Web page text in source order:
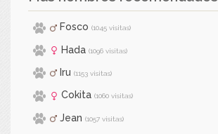
Fosco (1045 visitas)
Hada (1096 visitas)
Iru (1153 visitas)
Cokita (1060 visitas)
Jean (1057 visitas)